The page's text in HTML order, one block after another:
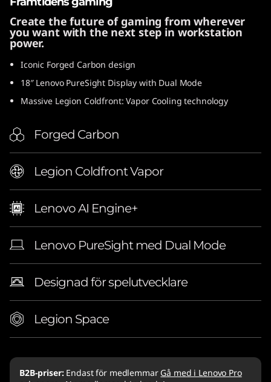
Create the future of gaming from wherever
you want with the next step in workstation
power.
Iconic Forged Carbon design
18″ Lenovo PureSight Display with Dual Mode
Massive Legion Coldfront: Vapor Cooling technology
Forged Carbon
Legion Coldfront Vapor
Lenovo AI Engine+
Lenovo PureSight med Dual Mode
Designad för spelutvecklare
Legion Space
B2B-priser: Endast för medlemmar Gå med i Lenovo Pro